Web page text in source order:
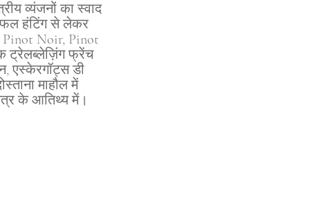
व्यंजनों का स्वाद
हंटिंग से लेकर
Pinot Noir, Pinot
ट्रेलब्लेज़िंग फ्रेंच
एस्केरगॉट्स डी
माहौल में
के आतिथ्य में।